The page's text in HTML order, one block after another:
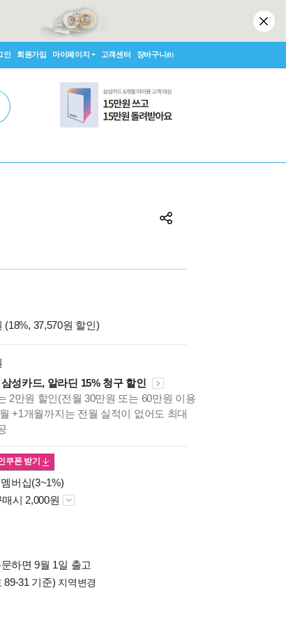
인 회원가입 마이페이지 고객센터 장바구니(0)
(18%, 37,570원 할인)
성카드, 알라딘 15% 청구 할인
2만원 할인(전월 30만원 또는 60만원 이용
+1개월까지는 전월 실적이 없어도 최대
쿠폰 받기
멤버십(3~1%)
시 2,000원
하면 9월 1일 출고
89-31 기준) 지역변경